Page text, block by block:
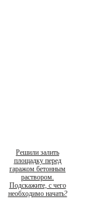
Решили залить
площадку перед
гаражом бетонным
раствором.
Подскажите, с чего
необходимо начать?